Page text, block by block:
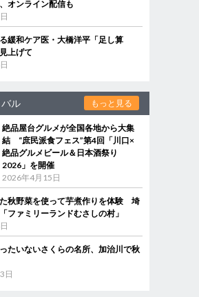
オンライン配信も
る緩和ケア医・大橋洋平「足し算
上げて
ル もっと見る
絶品屋台グルメが全国各地から大集
結 “庶民派食フェス”第4回「川口×
絶品グルメビール＆日本酒祭り
2026」を開催
2026年4月15日
秋野菜を使って芋煮作りを体験 埼
ファミリーランドむさしの村」
たいないさくらの名所、加治川で秋
日